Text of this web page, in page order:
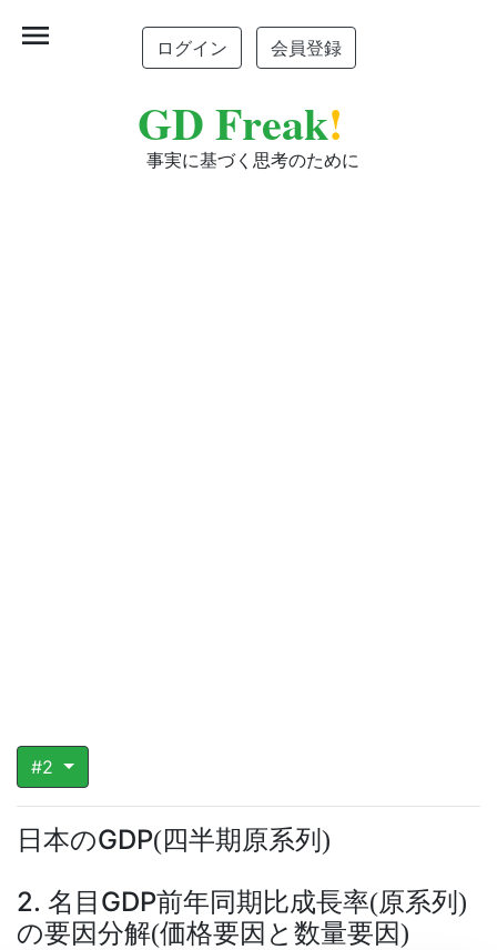
ログイン 会員登録
GD Freak!
事実に基づく思考のために
menu
#2
日本のGDP(四半期原系列 )
2. 名目GDP前年同期比成長率(原系列 )
の要因分解(価格要因と数量要因)